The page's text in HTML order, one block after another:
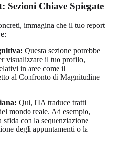
Sezioni Chiave Spiegate
immagina che il tuo report
Questa sezione potrebbe
visualizzare il tuo profilo,
in aree come il
al Confronto di Magnitudine
Qui, l'IA traduce tratti
mondo reale. Ad esempio,
sfida con la sequenziazione
degli appuntamenti o la